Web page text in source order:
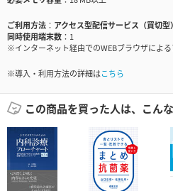
ご利用方法
アクセス型配信サービス（買切型）
同時使用端末数
1
※インターネット経由でのWEBブラウザによる
※導入・利用方法の詳細はこちら
この商品を買った人は、こん